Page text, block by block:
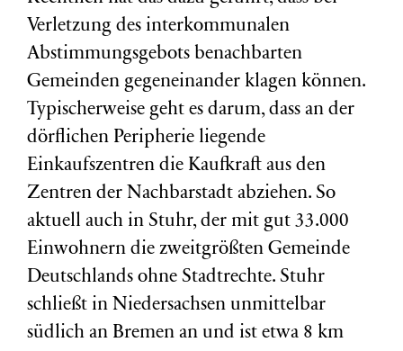
Verletzung des interkommunalen
Abstimmungsgebots benachbarten
Gemeinden gegeneinander klagen können.
Typischerweise geht es darum, dass an der
dörflichen Peripherie liegende
Einkaufszentren die Kaufkraft aus den
Zentren der Nachbarstadt abziehen. So
aktuell auch in Stuhr, der mit gut 33.000
Einwohnern die zweitgrößten Gemeinde
Deutschlands ohne Stadtrechte. Stuhr
schließt in Niedersachsen unmittelbar
südlich an Bremen an und ist etwa 8 km